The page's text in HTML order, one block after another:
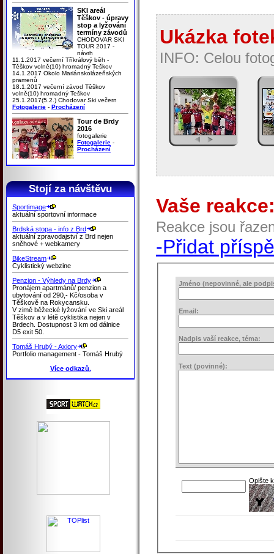
SKI areál
Těškov - úpravy
stop a lyžování
termíny závodů
CHODOVAR SKI
TOUR 2017 -
návrh
11.1.2017 večerní Tříkrálový běh -
Těškov volně(10) hromadný Teškov
14.1.2017 Okolo Mariánskolázeňských
pramenů
18.1.2017 večerní závod Těškov
volně(10) hromadný Teškov
25.1.2017(5.2.) Chodovar Ski večern
Fotogalerie - Procházení
Tour de Brdy
2016
fotogalerie
Fotogalerie -
Procházení
Stojí za návštěvu
Sportimage
aktuální sportovní informace
Brdská stopa - info z Brd
aktuální zpravodajství z Brd nejen
sněhové + webkamery
BikeStream
Cyklistický webzine
Penzion - Výhledy na Brdy
Pronájem apartmánů/ penzion a
ubytování od 290,- Kč/osoba v
Těškově na Rokycansku.
V zimě běžecké lyžování ve Ski areál
Těškov a v létě cyklistika nejen v
Brdech. Dostupnost 3 km od dálnice
D5 exit 50.
Tomáš Hrubý - Axiory
Portfolio management - Tomáš Hrubý
Více odkazů.
Ukázka
INFO: Celou
Vaše
Reakce jsou
-Přidat
Jméno (nepovinné, ale
Email:
Nadpis vaší reakce, téma:
Text (povinné):
Opište